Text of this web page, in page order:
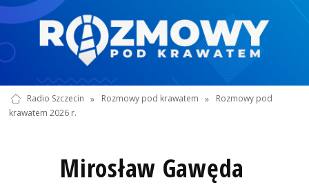
Radio Szczecin » Rozmowy pod krawatem »
Rozmowy pod
krawatem 2026 r.
Mirosław Gawęda